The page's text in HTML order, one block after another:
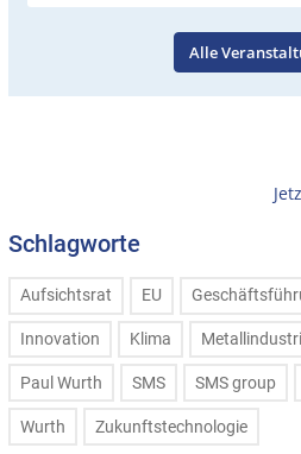
Alle
Schlagworte
Aufsichtsrat EU
Innovation Klima
Paul Wurth SMS SMS group
Wurth Zukunftstechnologie